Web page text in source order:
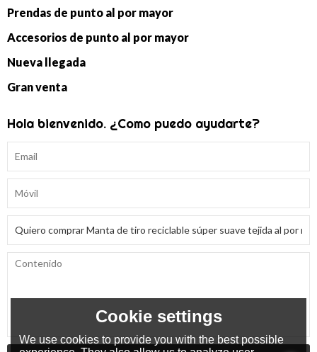
Prendas de punto al por mayor
Accesorios de punto al por mayor
Nueva llegada
Gran venta
Hola bienvenido. ¿Como puedo ayudarte?
Cookie settings
We use cookies to provide you with the best possible